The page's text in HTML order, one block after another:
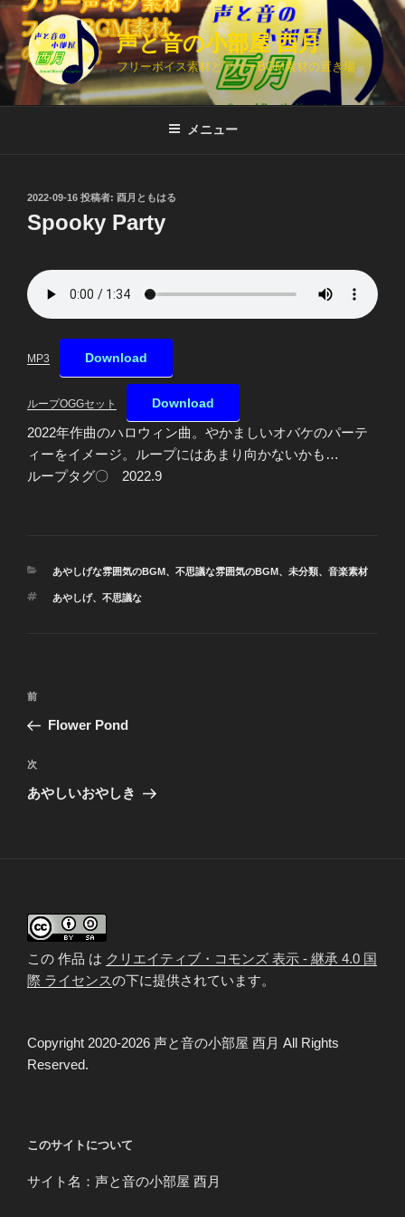
コ
ン
テ
ン
声と音の小部屋 酉月
フリーボイス素材とフリーBGM素材の置き場
メニュー
投
稿
日:
2022-09-16 投稿者: 酉月ともはる
Spooky Party
MP3 Download
ループOGGセット Download
2022年作曲のハロウィン曲。やかましいオバケのパーテ
ィーをイメージ。ループにはあまり向かないかも…
ループタグ〇 2022.9
カ
ゴ
あやしげな雰囲気のBGM、 不思議な雰囲気のBGM、 未分類、 音楽素材
タ
あやしげ、 不思議な
投
ナ
ビ
ゲ
前
の
稿
前
Flower Pond
次
の
次
あやしいおやしき
この 作品 は クリエイティブ・コモンズ 表示 - 継承 4.0 国
際 ライセンスの下に提供されています。
Copyright 2020-2026 声と音の小部屋 酉月 All Rights
Reserved.
このサイトについて
サイト名：声と音の小部屋 酉月